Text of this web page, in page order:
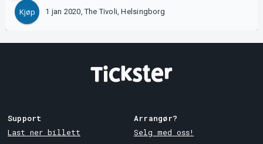
Kjøp 1 jan 2020, The Tivoli, Helsingborg
Support
Last ner billett
Arrangør?
Selg med oss!